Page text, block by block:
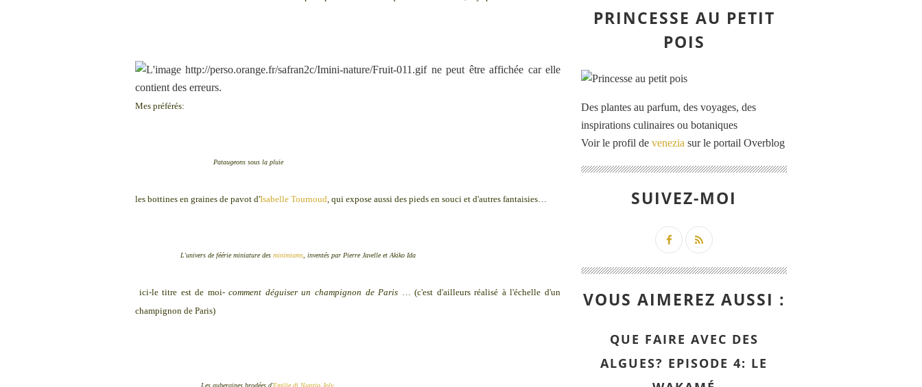
Mes préférés:
Pataugeons sous la pluie
les bottines en graines de pavot d'Isabelle Tournoud, qui expose aussi des pieds en souci et d'autres fantaisies…
L'univers de féérie miniature des minimiams , inventés par Pierre Javelle et Akiko Ida
ici-le titre est de moi-comment déguiser un champignon de Paris … (c'est d'ailleurs réalisé à l'échelle d'un
champignon de Paris)
Les aubergines brodées d'Emilie di Nunzio Joly
PRINCESSE AU PETIT
POIS
Des plantes au parfum, des voyages, des
inspirations culinaires ou botaniques
Voir le profil de venezia sur le portail Overblog
SUIVEZ-MOI
VOUS AIMEREZ AUSSI :
QUE FAIRE AVEC DES
ALGUES? EPISODE 4: LE